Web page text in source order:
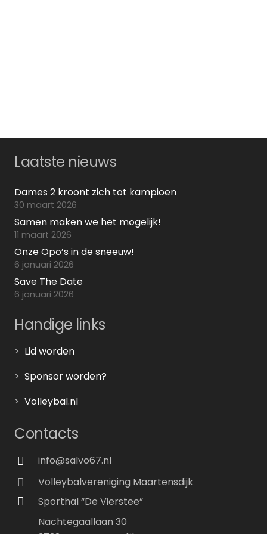
Laatste nieuws
Dames 2 kroont zich tot kampioen
30 maart 2026
Samen maken we het mogelijk!
11 maart 2026
Onze Opo’s in de sneeuw!
6 januari 2026
Save The Date
6 januari 2026
Handige links
> Lid worden
> Sponsor worden?
> Volleybal.nl
Contacts
info@salvo67.nl
Volleybalvereniging Maartensdijk
Sporthal “De Vierstee”
Nachtegaallaan 30